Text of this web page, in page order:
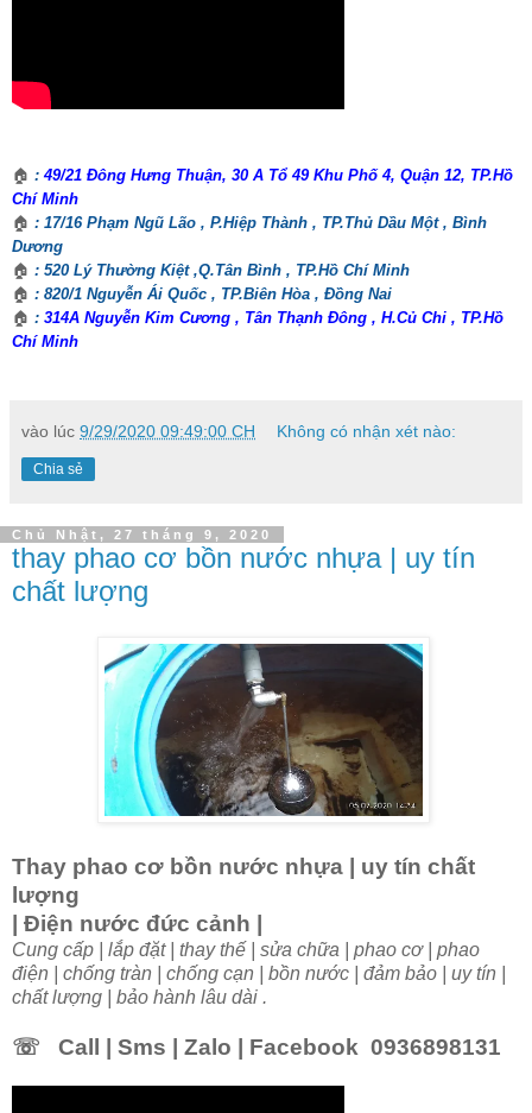
🏠 : 49/21 Đông Hưng Thuận, 30 A Tổ 49 Khu Phố 4, Quận 12, TP.Hồ
Chí Minh
🏠 : 17/16 Phạm Ngũ Lão , P.Hiệp Thành , TP.Thủ Dầu Một , Bình
Dương
🏠 : 520 Lý Thường Kiệt ,Q.Tân Bình , TP.Hồ Chí Minh
🏠 : 820/1 Nguyễn Ái Quốc , TP.Biên Hòa , Đồng Nai
🏠 : 314A Nguyễn Kim Cương , Tân Thạnh Đông , H.Củ Chi , TP.Hồ
Chí Minh
vào lúc 9/29/2020 09:49:00 CH Không có nhận xét nào:
Chia sẻ
Chủ Nhật, 27 tháng 9, 2020
thay phao cơ bồn nước nhựa | uy tín
chất lượng
Thay phao cơ bồn nước nhựa | uy tín chất
lượng
| Điện nước đức cảnh |
Cung cấp | lắp đặt | thay thế | sửa chữa | phao cơ | phao
điện | chống tràn | chống cạn | bồn nước | đảm bảo | uy tín |
chất lượng | bảo hành lâu dài .
☏ Call | Sms | Zalo | Facebook 0936898131